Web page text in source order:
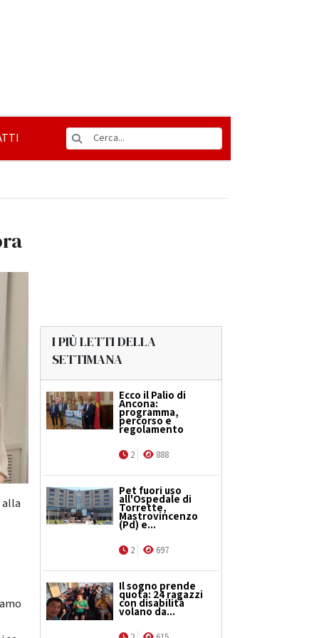
alla
I PIÙ LETTI DELLA
SETTIMANA
Ecco il Palio di
Ancona:
programma,
percorso e
regolamento
2 888
Pet fuori uso
all'Ospedale di
Torrette,
Mastrovincenzo
(Pd) e...
2 697
Il sogno prende
quota: 24 ragazzi
con disabilità
volano da...